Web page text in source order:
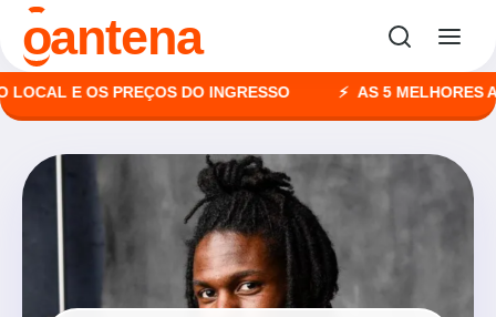
oantena
E OS PREÇOS DO INGRESSO AS 5 MELHORES